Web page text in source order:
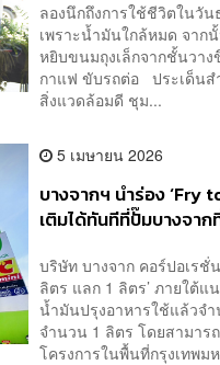
ลองนึกถึงการใช้ชีวิตในวั
เพราะน้ำมันใกล้หมด จาก
หยิบขนมถุงเล็กจากชั้นวา
กาแฟ ขับรถต่อ ประเด็นส
สิ่งแวดล้อมดี ชุม...
5 เมษายน 2026
บางจากฯ นำร่อง ‘Fry
เติมได้ทันทีที่ปั๊มบางจาก
บริษัท บางจาก คอร์ปอเรชั่
ลิตร แลก 1 ลิตร’ ภายใต้
น้ำมันปรุงอาหารใช้แล้วจ
จำนวน 1 ลิตร โดยสามา
โครงการในพื้นที่กรุงเทพ